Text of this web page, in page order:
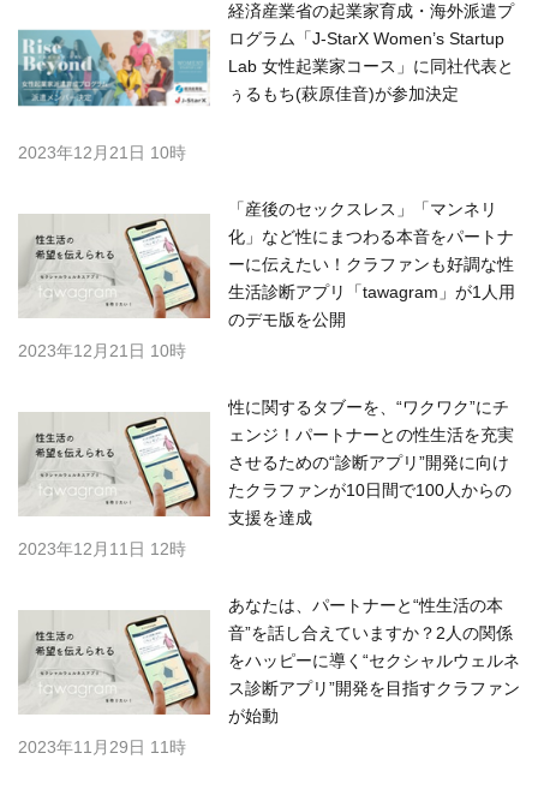
経済産業省の起業家育成・海外派遣プ
ログラム「J-StarX Women’s Startup
Lab 女性起業家コース」に同社代表と
ぅるもち(萩原佳音)が参加決定
2023年12月21日 10時
「産後のセックスレス」「マンネリ
化」など性にまつわる本音をパートナ
ーに伝えたい！クラファンも好調な性
生活診断アプリ「tawagram」が1人用
のデモ版を公開
2023年12月21日 10時
性に関するタブーを、“ワクワク”にチ
ェンジ！パートナーとの性生活を充実
させるための“診断アプリ”開発に向け
たクラファンが10日間で100人からの
支援を達成
2023年12月11日 12時
あなたは、パートナーと“性⽣活の本
音”を話し合えていますか？2人の関係
をハッピーに導く“セクシャルウェルネ
ス診断アプリ”開発を目指すクラファン
が始動
2023年11月29日 11時